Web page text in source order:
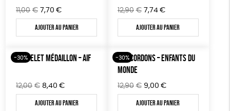
11,00 € Le
prix
initial
11,00€.
7,70 €Le
prix
actuel
Ajouter au panier
12,90 € Le
prix
initial
7,74 €Le
prix
actuel
Ajouter au panier
-30%
BRACELET MÉDAILLON – AIF
12,00 € Le
prix
initial
8,40 €Le
prix
actuel
Ajouter au panier
-30%
SAC CORDONS – ENFANTS DU
MONDE
12,90 € Le
prix
initial
9,00 €Le
prix
actuel
Ajouter au panier